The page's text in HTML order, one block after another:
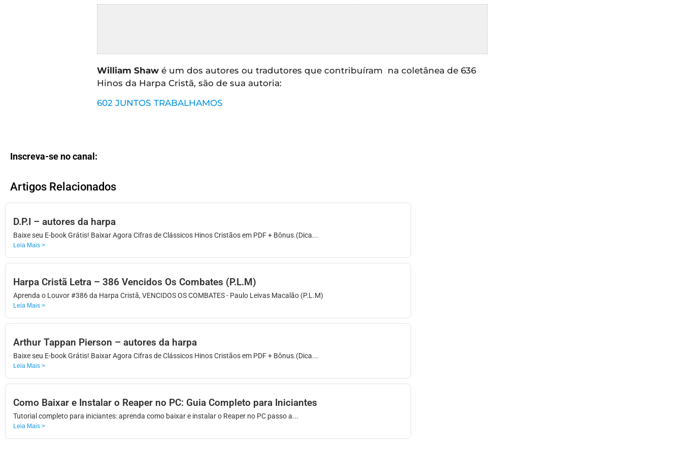
AUTORES
HARPA
APP
WINDOWS
William Shaw é um dos autores ou tradutores que contribuíram na coletânea de 636
Hinos da Harpa Cristã, são de sua autoria:
602 JUNTOS TRABALHAMOS
Inscreva-se no canal:
Artigos Relacionados
D.P.I – autores da harpa
Baixe seu E-book Grátis! Baixar Agora Cifras de Clássicos Hinos Cristãos em PDF + Bônus.(Dica...
Leia Mais >
Harpa Cristã Letra – 386 Vencidos Os Combates (P.L.M)
Aprenda o Louvor #386 da Harpa Cristã, VENCIDOS OS COMBATES - Paulo Leivas Macalão (P.L.M)
Leia Mais >
Arthur Tappan Pierson – autores da harpa
Baixe seu E-book Grátis! Baixar Agora Cifras de Clássicos Hinos Cristãos em PDF + Bônus.(Dica...
Leia Mais >
Como Baixar e Instalar o Reaper no PC: Guia Completo para Iniciantes
Tutorial completo para iniciantes: aprenda como baixar e instalar o Reaper no PC passo a...
Leia Mais >